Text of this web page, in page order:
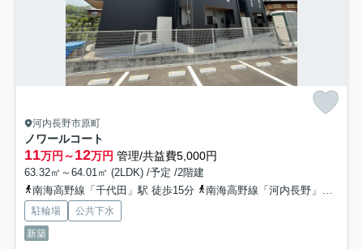
河内長野市原町
ノワールコート
11万円～12万円 管理/共益費5,000円
63.32㎡～64.01㎡ (2LDK) /予定 /2階建
南海高野線「千代田」駅 徒歩15分
南海高野線「河内長野」駅 徒歩15分
駐輪場
公共下水
新築